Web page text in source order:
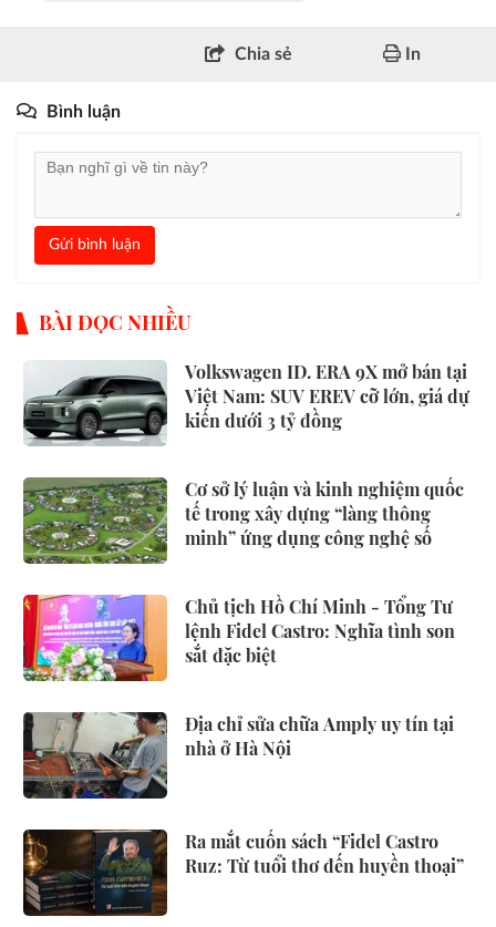
Chia sẻ In
Bình luận
Gửi bình luận
BÀI ĐỌC NHIỀU
Volkswagen ID. ERA 9X mở bán tại
Việt Nam: SUV EREV cỡ lớn, giá dự
kiến dưới 3 tỷ đồng
Cơ sở lý luận và kinh nghiệm quốc
tế trong xây dựng “làng thông
minh” ứng dụng công nghệ số
Chủ tịch Hồ Chí Minh - Tổng Tư
lệnh Fidel Castro: Nghĩa tình son
sắt đặc biệt
Địa chỉ sửa chữa Amply uy tín tại
nhà ở Hà Nội
Ra mắt cuốn sách “Fidel Castro
Ruz: Từ tuổi thơ đến huyền thoại”